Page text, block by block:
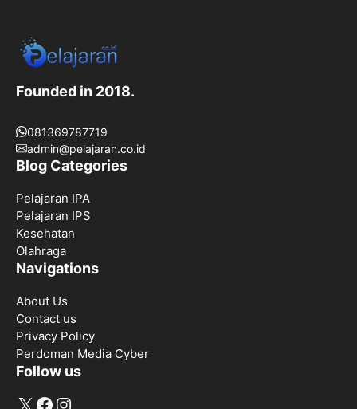
Founded in 2018.
081369787719
admin@pelajaran.co.id
Blog Categories
Pelajaran IPA
Pelajaran IPS
Kesehatan
Olahraga
Navigations
About Us
Contact us
Privacy Policy
Perdoman Media Cyber
Follow us
X Facebook
Instagram